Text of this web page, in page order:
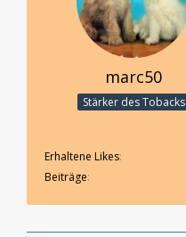
marc50
Stärker des Tobacks
Erhaltene Likes
Beiträge